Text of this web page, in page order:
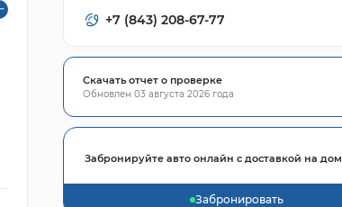
+7 (843) 208-67-77
Скачать отчет о проверке
Обновлен 03 августа 2026 года
Забронируйте авто онлайн с доставкой на дом
Забронировать